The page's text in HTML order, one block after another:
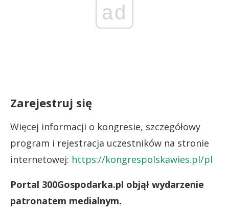
ad
Zarejestruj się
Więcej informacji o kongresie, szczegółowy
program i rejestracja uczestników na stronie
internetowej: https://kongrespolskawies.pl/pl
Portal 300Gospodarka.pl objął wydarzenie
patronatem medialnym.